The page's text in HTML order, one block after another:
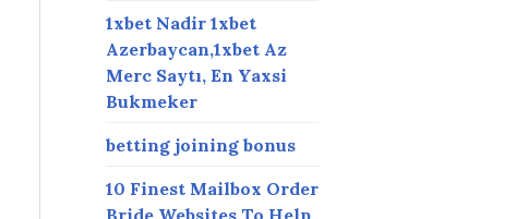
1xbet Nadir 1xbet
Azerbaycan,1xbet Az
Merc Saytı, En Yaxsi
Bukmeker
betting joining bonus
10 Finest Mailbox Order
Bride Websites To Help